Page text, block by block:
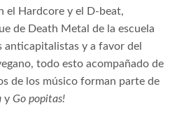
el Hardcore y el D-beat,
de Death Metal de la escuela
y a favor del
todo esto acompañado de
de los músico forman parte de
y Go popitas!